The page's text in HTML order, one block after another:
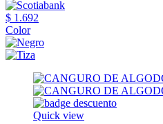
$ 1.692
Color
Quick view